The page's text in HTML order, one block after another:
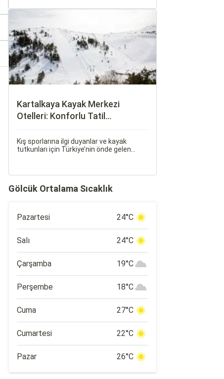
Kartalkaya Kayak Merkezi
Otelleri: Konforlu Tatil
Kış sporlarına ilgi duyanlar ve kayak
tutkunları için Türkiye’nin önde gelen
güzellikleri içerisinde konumlanan
popüler bir tatil rotası.
Gölcük Ortalama Sıcaklık
Pazartesi 24°C
Salı 24°C
Çarşamba 19°C
Perşembe 18°C
Cuma 27°C
Cumartesi 22°C
Pazar 26°C